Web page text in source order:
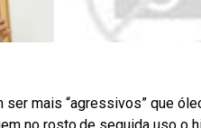
mais “agressivos” que